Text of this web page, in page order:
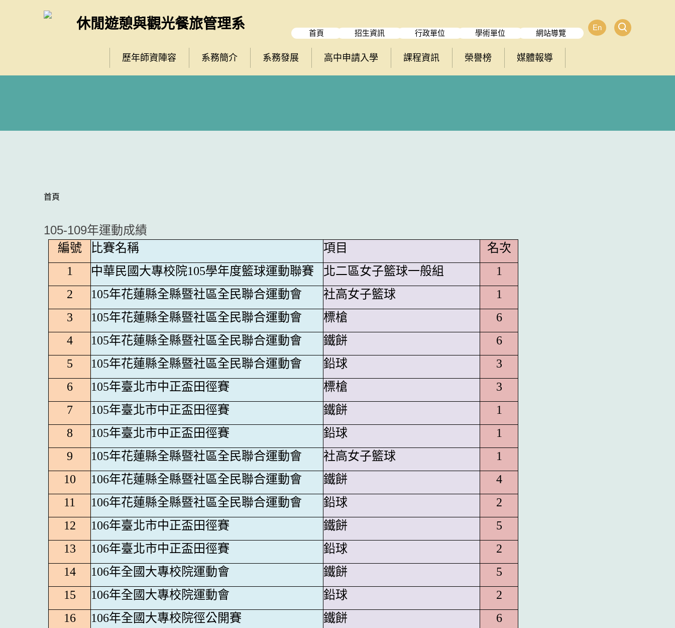
休閒遊憩與觀光餐旅管理系 En
首頁 招生資訊 行政單位 學術單位 網站導覽
歷年師資陣容 系務簡介 系務發展 高中申請入學 課程資訊 榮譽榜 媒體報導
首頁
105-109年運動成績
編號 比賽名稱 項目
名次
1
中華民國大專校院105學年度籃球運動聯賽 北二區女子籃球一般組
1
2
105年花蓮縣全縣暨社區全民聯合運動會 社高女子籃球
1
3
105年花蓮縣全縣暨社區全民聯合運動會 標槍
6
4
105年花蓮縣全縣暨社區全民聯合運動會 鐵餅
6
5
105年花蓮縣全縣暨社區全民聯合運動會 鉛球
3
6
105年臺北市中正盃田徑賽 標槍
3
7
105年臺北市中正盃田徑賽 鐵餅
1
8
105年臺北市中正盃田徑賽 鉛球
1
9
105年花蓮縣全縣暨社區全民聯合運動會 社高女子籃球
1
10
106年花蓮縣全縣暨社區全民聯合運動會 鐵餅
4
11
106年花蓮縣全縣暨社區全民聯合運動會 鉛球
2
12
106年臺北市中正盃田徑賽 鐵餅
5
13
106年臺北市中正盃田徑賽 鉛球
2
14
106年全國大專校院運動會 鐵餅
5
15
106年全國大專校院運動會 鉛球
2
16
106年全國大專校院徑公開賽 鐵餅
6